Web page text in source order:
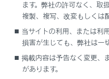
合わせて見られているペー
警告灯がついたときは
ます。弊社の許可なく、取
複製、複写、改変もしくは
当サイトの利用、または利
損害が生じても、弊社は一
掲載内容は予告なく変更、
があります。